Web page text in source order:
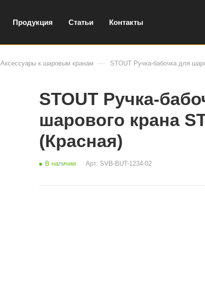
Продукция Статьи Контакты
Аксессуары к шаровым кранам — STOUT Ручка-бабочка для
STOUT Ручка-
шарового крана
(Красная)
В наличии Арт. SVB-BUT-1234-02